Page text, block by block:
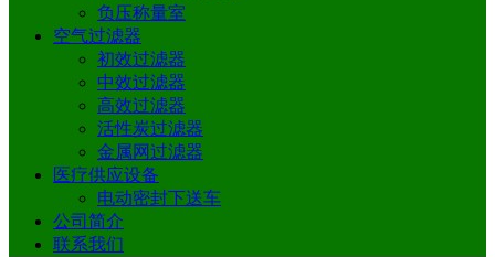
负压称量室
空气过滤器
初效过滤器
中效过滤器
高效过滤器
活性炭过滤器
金属网过滤器
医疗供应设备
电动密封下送车
公司简介
联系我们